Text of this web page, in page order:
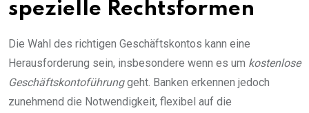
spezielle Rechtsformen
Die Wahl des richtigen Geschäftskontos kann eine
Herausforderung sein, insbesondere wenn es um kostenlose
Geschäftskontoführunggeht. Banken erkennen jedoch
zunehmend die Notwendigkeit, flexibel auf die